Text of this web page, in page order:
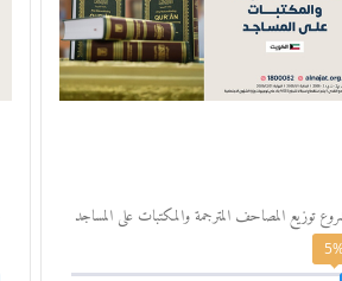
توزيع المصاحف المترجمة والمكتبات على المساجد